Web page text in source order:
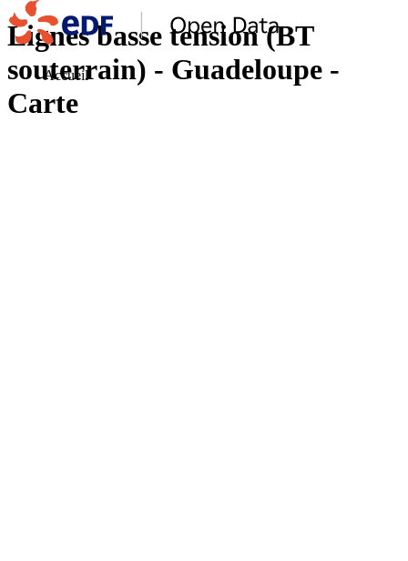
Accueil
Lignes basse tension (BT
souterrain) - Guadeloupe -
Carte